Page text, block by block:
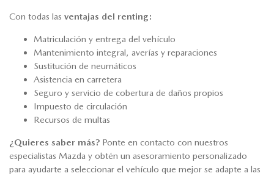
Con todas las ventajas del renting:
Matriculación y entrega del vehículo
Mantenimiento integral, averías y reparaciones
Sustitución de neumáticos
Asistencia en carretera
Seguro y servicio de cobertura de daños propios
Impuesto de circulación
Recursos de multas
¿Quieres saber más? Ponte en contacto con nuestros
especialistas Mazda y obtén un asesoramiento personalizado
para ayudarte a seleccionar el vehículo que mejor se adapte a las